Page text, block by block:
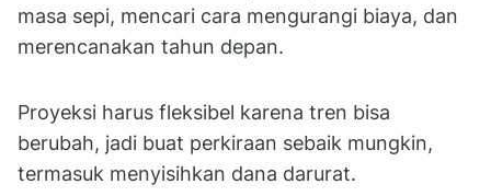
masa sepi, mencari cara mengurangi biaya, dan
merencanakan tahun depan.
Proyeksi harus fleksibel karena tren bisa
berubah, jadi buat perkiraan sebaik mungkin,
termasuk menyisihkan dana darurat.